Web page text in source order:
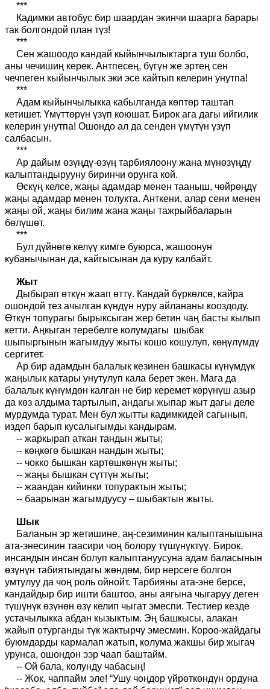
***
Кадимки автобус бир шаардан экинчи шаарга барары
так болгондой план түз!
***
Сен жашоодо кандай кыйынчылыктарга туш болбо,
аны чечишиң керек. Антпесең, бүгүн же эртең сен
чечпеген кыйынчылык эки эсе кайтып келерин унутпа!
***
Адам кыйынчылыкка кабылганда көптөр таштап
кетишет. Үмүттөрүн үзүп коюшат. Бирок ага дагы ийгилик
келерин унутпа! Ошондо ал да сенден үмүтүн үзүп
салбасын.
***
Ар дайым өзүңдү-өзүң тарбиялоону жана мүнөзүңдү
калыптандырууну биринчи орунга кой.
Өскүң келсе, жаңы адамдар менен тааныш, чөйрөңдү
жаңы адамдар менен толукта. Анткени, алар сени менен
жаңы ой, жаңы билим жана жаңы тажрыйбаларын
бөлүшөт.
***
Бул дүйнөгө келүү кимге буюрса, жашоонун
кубанычынан да, кайгысынан да куру калбайт.
Жыт
Дыбырап өткүн жаап өттү. Кандай бүркөлсө, кайра
ошондой тез ачылган күндүн нуру айлананы кооздоду.
Өткүн топурагы бырыксыган жер бетин чаң басты кылып
кетти. Аңкыган теребелге колумдагы шыбак
шыпыргынын жагымдуу жыты кошо кошулуп, көңүлүмдү
сергитет.
Ар бир адамдын балалык кезинен башкасы күнүмдүк
жаңылык катары унутулуп кала берет экен. Мага да
балалык күнүмдөн калган не бир керемет көрүнүш азыр
да көз алдыма тартылып, андагы жыпар жыт дагы деле
мурдумда турат. Мен бул жытты кадимкидей сагынып,
издеп барып кусалыгымды кандырам.
-- жаркырап аткан тандын жыты;
-- көңкөгө бышкан нандын жыты;
-- чокко бышкан картөшкөнүн жыты;
-- жаңы бышкан сүттүн жыты;
-- жаандан кийинки топурактын жыты;
-- баарынан жагымдуусу – шыбактын жыты.
Шык
Баланын эр жетишине, аң-сезиминин калыптанышына
ата-энесинин таасири чоң болору түшүнүктүү. Бирок,
инсандын инсан болуп калыптануусуна адам баласынын
өзүнүн табиятындагы жөндөм, бир нерсеге болгон
умтулуу да чоң роль ойнойт. Тарбияны ата-эне берсе,
кандайдыр бир ишти баштоо, аны аягына чыгаруу деген
түшүнүк өзүнөн өзү келип чыгат эмеспи. Тестиер кезде
устачылыкка абдан кызыктым. Эң башкысы, алакан
жайып отурганды түк жактырчу эмесмин. Короо-жайдагы
буюмдарды кармалап жатып, колума жакшы бир жыгач
урунса, ошондон ээр чаап баштайм.
-- Ой бала, колунду чабасың!
-- Жок, чаппайм эле! “Ушу чоңдор үйрөткөндүн ордуна